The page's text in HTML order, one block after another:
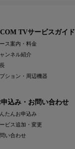
TVサービスガイド
ス案内・料金
ンネル紹介
ション・周辺機器
申込み・お問い合わせ
たんお申込み
ビス追加・変更
い合わせ